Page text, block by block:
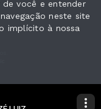
você e entender
neste site
implícito à nossa